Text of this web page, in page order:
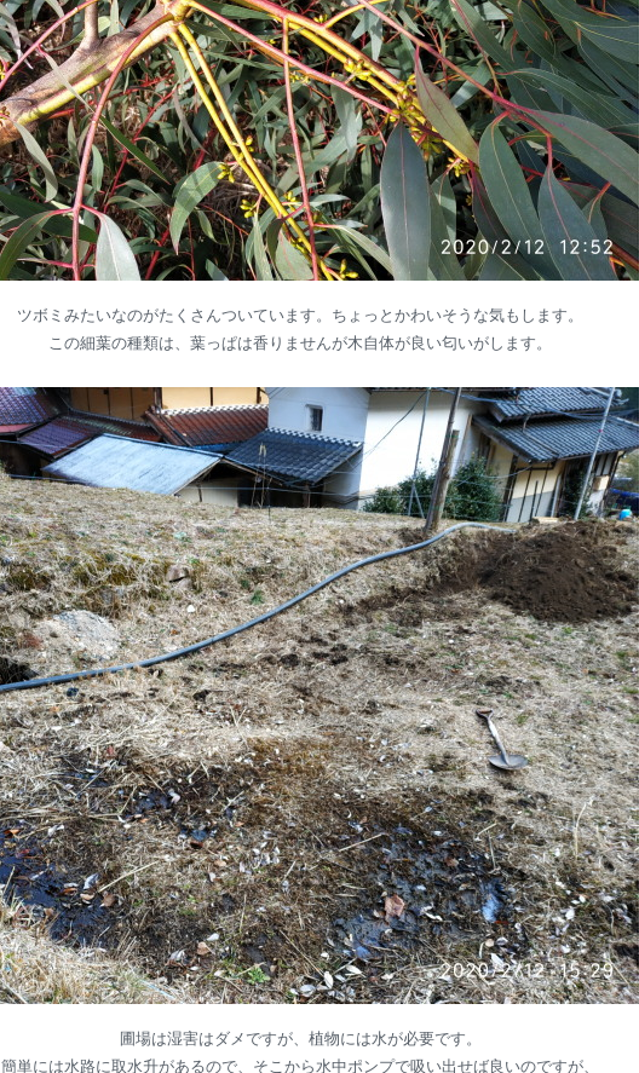
ツボミみたいなのがたくさんついています。ちょっとかわいそうな気もします。
この細葉の種類は、葉っぱは香りませんが木自体が良い匂いがします。
圃場は湿害はダメですが、植物には水が必要です。
簡単には水路に取水升があるので、そこから水中ポンプで吸い出せば良いのですが、